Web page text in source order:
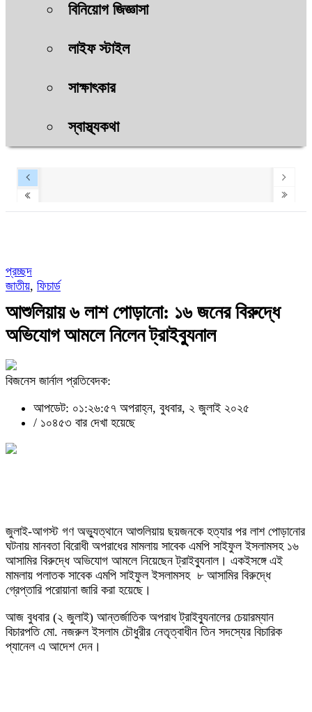
বিনিয়োগ জিজ্ঞাসা
লাইফ স্টাইল
সাক্ষাৎকার
স্বাস্থ্যকথা
প্রচ্ছদ
জাতীয়, ফিচার্ড
আশুলিয়ায় ৬ লাশ পোড়ানো: ১৬ জনের বিরুদ্ধে
অভিযোগ আমলে নিলেন ট্রাইব্যুনাল
বিজনেস জার্নাল প্রতিবেদক:
আপডেট: ০১:২৬:৫৭ অপরাহ্ন, বুধবার, ২ জুলাই ২০২৫
/ ১০৪৫৩ বার দেখা হয়েছে
জুলাই-আগস্ট গণ অভ্যুত্থানে আশুলিয়ায় ছয়জনকে হত্যার পর লাশ পোড়ানোর
ঘটনায় মানবতা বিরোধী অপরাধের মামলায় সাবেক এমপি সাইফুল ইসলামসহ ১৬
আসামির বিরুদ্ধে অভিযোগ আমলে নিয়েছেন ট্রাইব্যুনাল। একইসঙ্গে এই
মামলায় পলাতক সাবেক এমপি সাইফুল ইসলামসহ ৮ আসামির বিরুদ্ধে
গ্রেপ্তারি পরোয়ানা জারি করা হয়েছে।
আজ বুধবার (২ জুলাই) আন্তর্জাতিক অপরাধ ট্রাইব্যুনালের চেয়ারম্যান
বিচারপতি মো. নজরুল ইসলাম চৌধুরীর নেতৃত্বাধীন তিন সদস্যের বিচারিক
প্যানেল এ আদেশ দেন।